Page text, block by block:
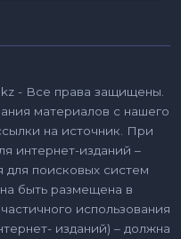
- Все права защищены.
материалов с нашего
на источник. При
интернет-изданий –
для поисковых систем
быть размещена в
использования
изданий) – должна